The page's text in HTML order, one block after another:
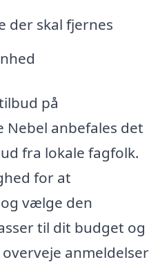
der skal fjernes
på
anbefales det
fra lokale fagfolk.
for at
vælge den
til dit budget og
anmeldelser